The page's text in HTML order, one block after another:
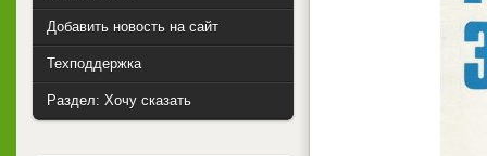
Добавить новость на сайт
Техподдержка
Раздел: Хочу сказать